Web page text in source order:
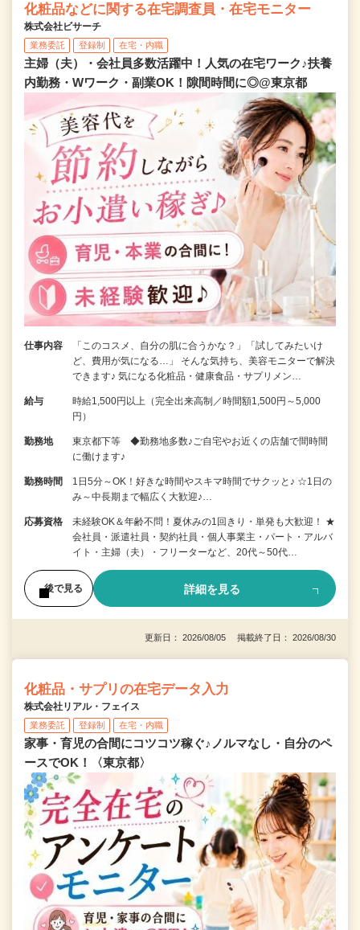
化粧品などに関する在宅調査員・在宅モニター
株式会社ビサーチ
業務委託 登録制 在宅・内職
主婦（夫）・会社員多数活躍中！人気の在宅ワーク♪扶養
内勤務・Wワーク・副業OK！隙間時間に◎@東京都
仕事内容
「このコスメ、自分の肌に合うかな？」「試してみたいけ
ど、費用が気になる…」 そんな気持ち、美容モニターで解決
できます♪ 気になる化粧品・健康食品・サプリメン…
給与
時給1,500円以上（完全出来高制／時間額1,500円～5,000
円）
勤務地
東京都下等 ◆勤務地多数♪ご自宅やお近くの店舗で間時間
に働けます♪
勤務時間
1日5分～OK！好きな時間やスキマ時間でサクッと♪ ☆1日の
み～中長期まで幅広く大歓迎♪…
応募資格
未経験OK＆年齢不問！夏休みの1回きり・単発も大歓迎！ ★
会社員・派遣社員・契約社員・個人事業主・パート・アルバ
イト・主婦（夫）・フリーターなど、20代～50代…
後で見る 詳細を見る
更新日： 2026/08/05 掲載終了日： 2026/08/30
化粧品・サプリの在宅データ入力
株式会社リアル・フェイス
業務委託 登録制 在宅・内職
家事・育児の合間にコツコツ稼ぐ♪ノルマなし・自分のペ
ースでOK！〈東京都〉